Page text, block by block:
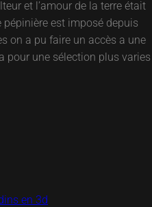
et l’amour de la terre était
est imposé depuis
on a pu faire un accès a une
pour une sélection plus varies
en 3d